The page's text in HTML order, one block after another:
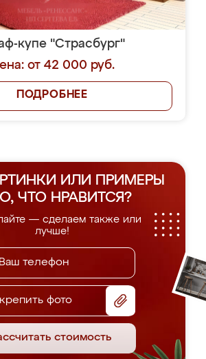
купе "Страсбург"
от 42 000 руб.
ПОДРОБНЕЕ
ИЛИ ПРИМЕРЫ
ЧТО НРАВИТСЯ?
— сделаем также или
лучше!
фото
стоимость